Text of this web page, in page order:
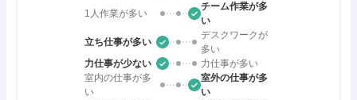
1人作業が多い
チーム作業が多
い
立ち仕事が多い
デスクワークが
多い
力仕事が少ない
力仕事が多い
室内の仕事が多
い
室外の仕事が多
い